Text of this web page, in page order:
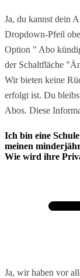
Ja, du kannst dein
Dropdown-Pfeil
Option " Abo
der Schaltfläche
Wir bieten keine
erfolgt ist. Du
Abos. Diese
Ich bin eine
meinen
Wie wird ihre
Ja, wir haben vor